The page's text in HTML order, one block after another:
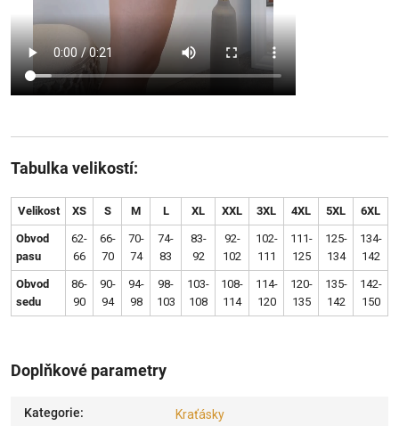
Tabulka velikostí:
Velikost XS S M L XL XXL 3XL 4XL 5XL 6XL
Obvod
pasu
62-
66
66-
70
70-
74
74-
83
83-
92
92-
102
102-
111
111-
125
125-
134
134-
142
Obvod
sedu
86-
90
90-
94
94-
98
98-
103
103-
108
108-
114
114-
120
120-
135
135-
142
142-
150
Doplňkové parametry
Kategorie: Kraťásky